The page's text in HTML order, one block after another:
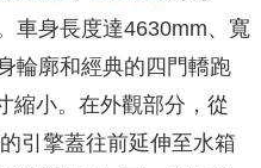
車身長度達4630mm、寬
輪廓和經典的四門轎跑
縮小。在外觀部分，從
引擎蓋往前延伸至水箱